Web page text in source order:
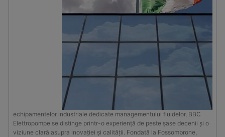
echipamentelor industriale dedicate managementului fluidelor, BBC
Elettropompe se distinge printr-o experiență de peste șase decenii și o
viziune clară asupra inovației și calității. Fondată la Fossombrone,